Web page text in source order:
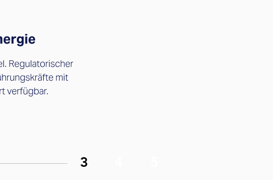
Regulatorischer
mit
verfügbar.
3